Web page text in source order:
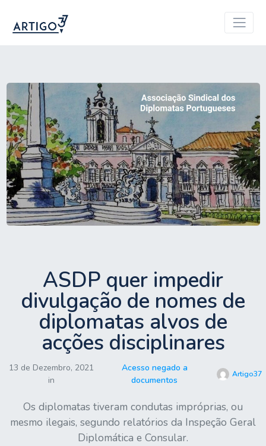
ASDP quer impedir
divulgação de nomes de
diplomatas alvos de
acções disciplinares
13 de Dezembro, 2021
in
Acesso negado a
documentos
Artigo37
Os diplomatas tiveram condutas impróprias, ou
mesmo ilegais, segundo relatórios da Inspeção Geral
Diplomática e Consular.